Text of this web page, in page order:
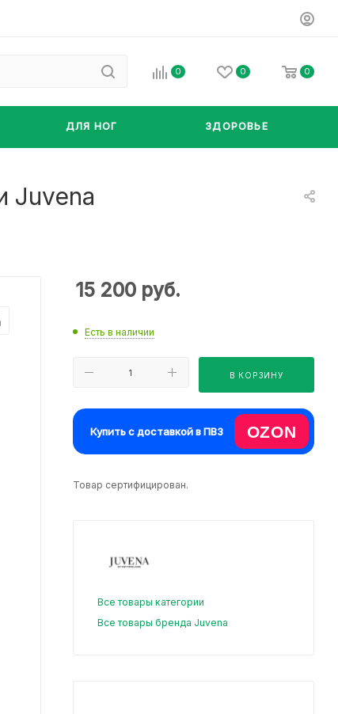
0 0 0
ДЛЯ НОГ ЗДОРОВЬЕ
Juvena
15 200 руб.
Есть в наличии
В КОРЗИНУ
Купить с доставкой в ПВЗ OZON
Товар сертифицирован.
Все товары категории
Все товары бренда Juvena